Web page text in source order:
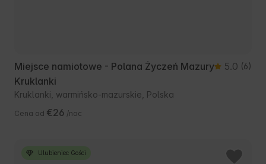
Miejsce namiotowe - Polana Życzeń Mazury
Kruklanki
5.0 (6)
Kruklanki, warmińsko-mazurskie, Polska
Cena od €26 /noc
Ulubieniec Gości